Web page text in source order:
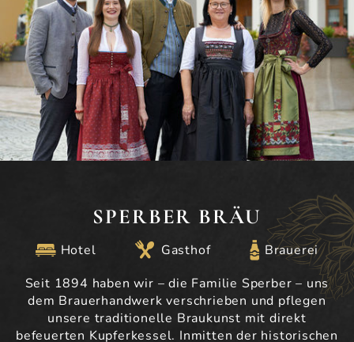
SPERBER BRÄU
Hotel Gasthof
Brauerei
Seit 1894 haben wir – die Familie Sperber – uns
dem Brauerhandwerk verschrieben und pflegen
unsere traditionelle Braukunst mit direkt
befeuerten Kupferkessel. Inmitten der historischen